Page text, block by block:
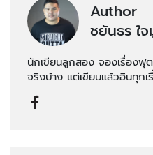
Author
ชยันธร ใ
นักเขียนลูกสอง จองเรื่องฟุ
จริงบ้าง แต่เขียนแล้วอินทุกเ